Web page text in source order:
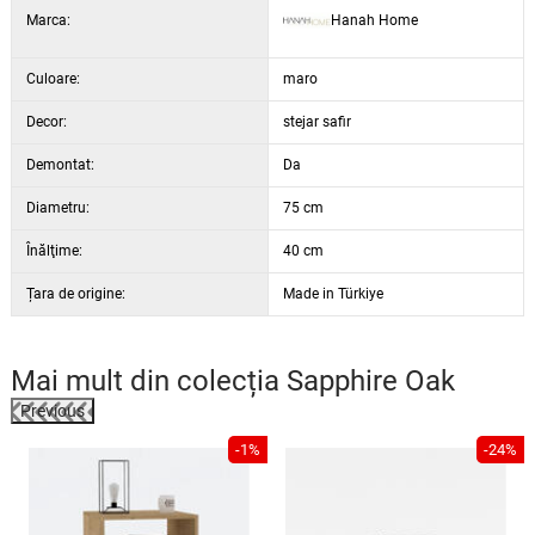
Marca: Hanah Home
Culoare: maro
Decor: stejar safir
Demontat: Da
Diametru: 75 cm
Înălţime: 40 cm
Țara de origine: Made in Türkiye
Mai mult din colecția Sapphire Oak
Previous
-1% -24%